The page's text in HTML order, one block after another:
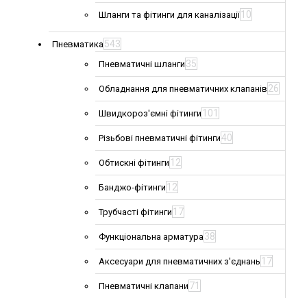
Шланги та фітинги для каналізації 10
Пневматика543
Пневматичні шланги 35
Обладнання для пневматичних клапанів 26
Швидкороз'ємні фітинги 101
Різьбові пневматичні фітинги40
Обтискні фітинги 12
Банджо-фітинги 12
Трубчасті фітинги 17
Функціональна арматура38
Аксесуари для пневматичних з'єднань 17
Пневматичні клапани 71